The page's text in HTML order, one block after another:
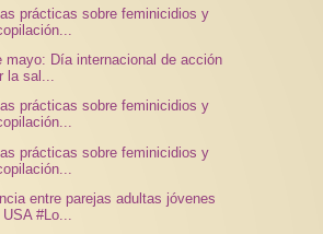
prácticas sobre feminicidios y
mayo: Día internacional de acción
la sal...
prácticas sobre feminicidios y
prácticas sobre feminicidios y
entre parejas adultas jóvenes
#Lo...